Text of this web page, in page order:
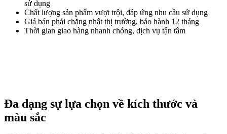
sử dụng
Chất lượng sản phẩm vượt trội, đáp ứng nhu cầu sử dụng
Giá bán phải chăng nhất thị trường, bảo hành 12 tháng
Thời gian giao hàng nhanh chóng, dịch vụ tận tâm
Đa dạng sự lựa chọn về kích thước và
màu sắc